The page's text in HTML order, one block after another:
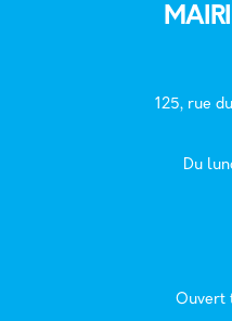
125, rue
Du
Ouvert